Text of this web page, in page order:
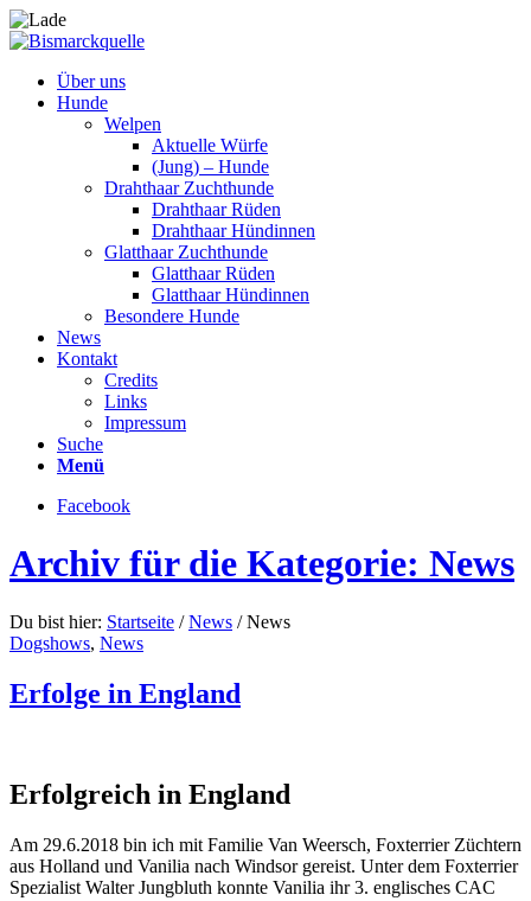
Über uns
Hunde
Welpen
Aktuelle Würfe
(Jung) – Hunde
Drahthaar Zuchthunde
Drahthaar Rüden
Drahthaar Hündinnen
Glatthaar Zuchthunde
Glatthaar Rüden
Glatthaar Hündinnen
Besondere Hunde
News
Kontakt
Credits
Links
Impressum
Suche
Menü
Facebook
Archiv für die Kategorie: News
Du bist hier: Startseite / News / News
Dogshows, News
Erfolge in England
Erfolgreich in England
Am 29.6.2018 bin ich mit Familie Van Weersch, Foxterrier Züchtern
aus Holland und Vanilia nach Windsor gereist. Unter dem Foxterrier
Spezialist Walter Jungbluth konnte Vanilia ihr 3. englisches CAC